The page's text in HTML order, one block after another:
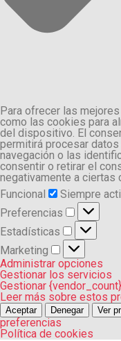
Para ofrecer las
como las cookies para
del dispositivo. El
permitirá procesar
navegación o las
consentir o retirar el
negativamente a ciertas
Funcional
Funcional
Siempre
Preferencias
Estadísticas
Marketing
Marketing
Administrar opciones
Gestionar los servicios
Gestionar
Leer más sobre estos
Aceptar Denegar Ver
preferencias
Política de cookies